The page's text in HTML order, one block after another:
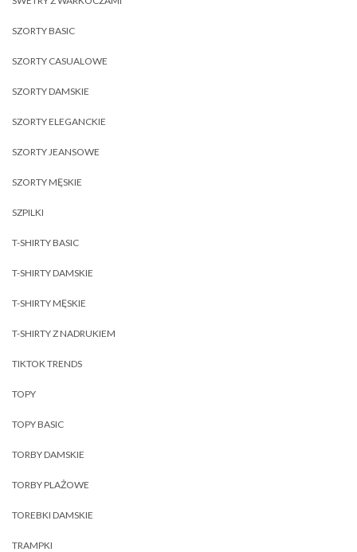
SZORTY BASIC
SZORTY CASUALOWE
SZORTY DAMSKIE
SZORTY ELEGANCKIE
SZORTY JEANSOWE
SZORTY MĘSKIE
SZPILKI
T-SHIRTY BASIC
T-SHIRTY DAMSKIE
T-SHIRTY MĘSKIE
T-SHIRTY Z NADRUKIEM
TIKTOK TRENDS
TOPY
TOPY BASIC
TORBY DAMSKIE
TORBY PLAŻOWE
TOREBKI DAMSKIE
TRAMPKI